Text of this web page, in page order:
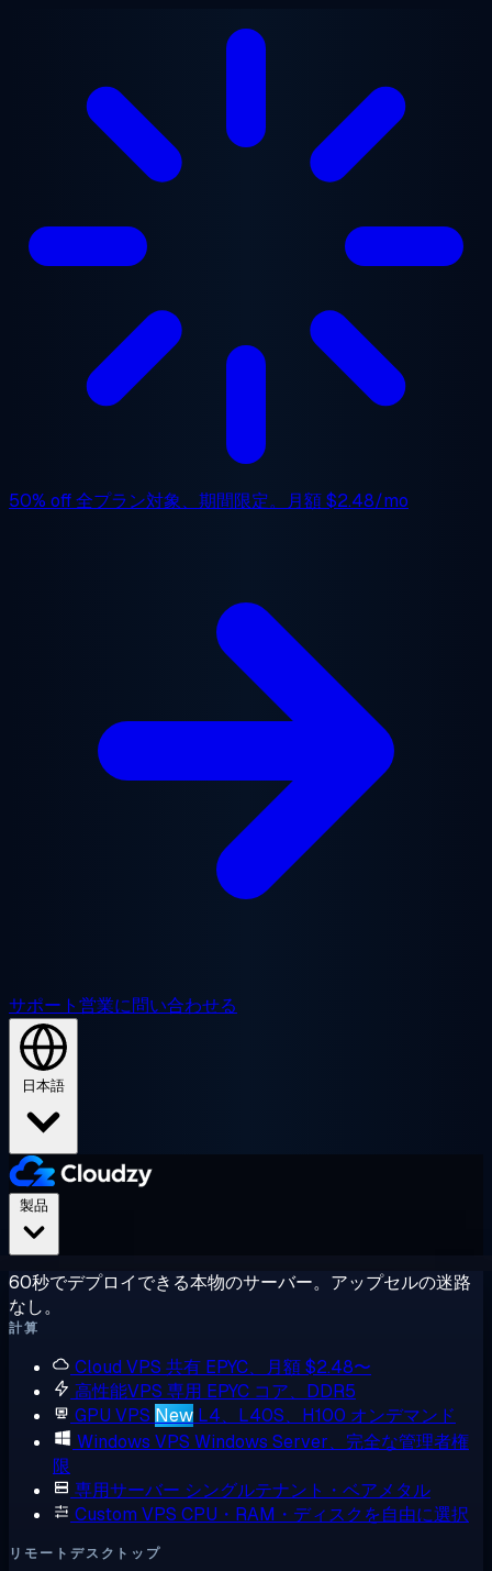
50% off全プラン対象、期間限定。月額$2.48/mo
サポート営業に問い合わせる
日本語
60秒でデプロイできる本物のサーバー。アップセルの迷路
なし。
計算
Cloud VPS 共有 EPYC、月額 $2.48〜
高性能VPS 専用 EPYC コア、DDR5
GPU VPS New L4、L40S、H100 オンデマンド
Windows VPS Windows Server、完全な管理者権
限
専用サーバー シングルテナント・ベアメタル
Custom VPS CPU・RAM・ディスクを自由に選択
リモートデスクトップ